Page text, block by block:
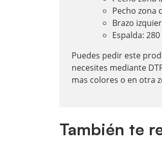
Pecho zona
Brazo
Espalda:
Puedes pedir este
necesites mediante
mas colores o en otra
También te